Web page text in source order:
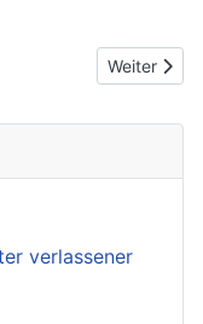
Nächster
Weiter
verlassener